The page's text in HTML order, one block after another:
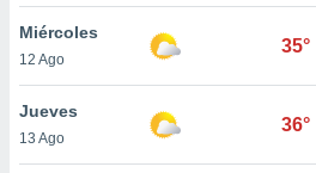
cookies
aceptar
Miércoles
12 Ago
35°
Jueves
13 Ago
36°